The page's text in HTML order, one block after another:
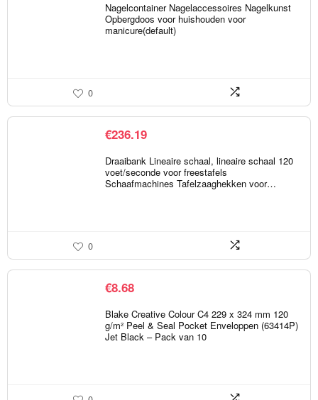
Nagelcontainer Nagelaccessoires Nagelkunst
Opbergdoos voor huishouden voor
manicure(default)
0
€236.19
Draaibank Lineaire schaal, lineaire schaal 120
voet/seconde voor freestafels
Schaafmachines Tafelzaaghekken voor…
0
€8.68
Blake Creative Colour C4 229 x 324 mm 120
g/m² Peel & Seal Pocket Enveloppen (63414P)
Jet Black – Pack van 10